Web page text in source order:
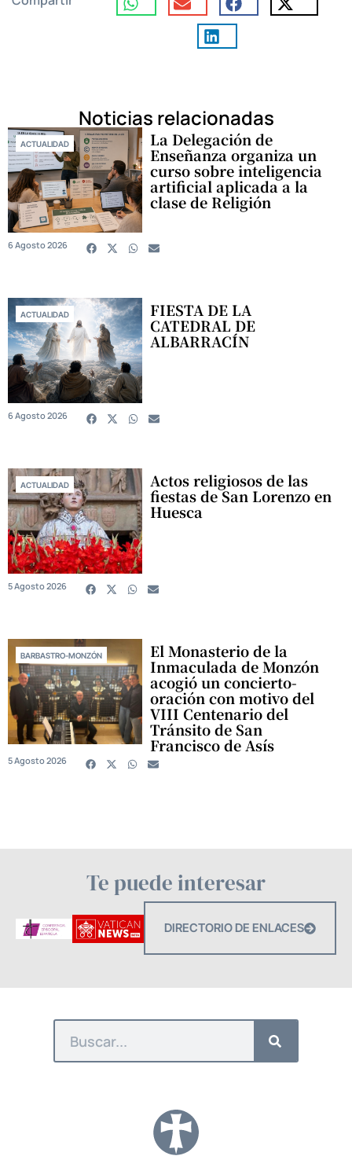
Noticias relacionadas
ACTUALIDAD La Delegación de
Enseñanza organiza un
curso sobre inteligencia
artificial aplicada a la
clase de Religión
6 Agosto 2026
ACTUALIDAD FIESTA DE LA
CATEDRAL DE
ALBARRACÍN
6 Agosto 2026
ACTUALIDAD Actos religiosos de las
fiestas de San Lorenzo en
Huesca
5 Agosto 2026
BARBASTRO-MONZÓN El Monasterio de la
Inmaculada de Monzón
acogió un concierto-
oración con motivo del
VIII Centenario del
Tránsito de San
Francisco de Asís
5 Agosto 2026
Te puede interesar
DIRECTORIO DE ENLACES